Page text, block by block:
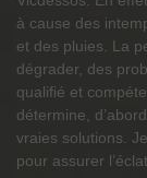
à cause des
et des pluies. La
dégrader, des
qualifié et
détermine,
vraies solutions.
pour assurer